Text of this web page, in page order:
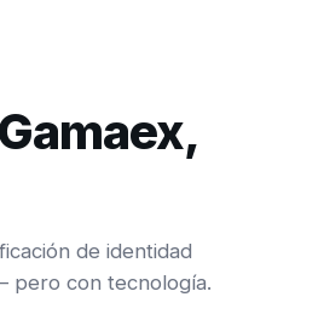
de identidad
pero con tecnología.